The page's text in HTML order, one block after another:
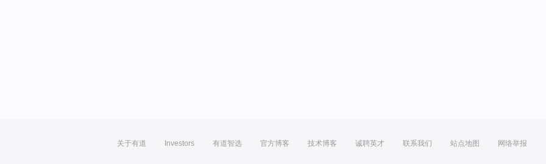
关于有道 Investors 有道智选 官方博客 技术博客 诚聘英才 联系我们 站点地图 网络举报